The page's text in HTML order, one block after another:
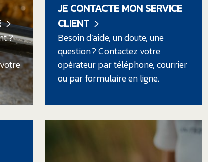
?
JE CONTACTE MON SERVICE
CLIENT
Besoin d’aide, un doute, une
question ? Contactez votre
opérateur par téléphone, courrier
ou par formulaire en ligne.